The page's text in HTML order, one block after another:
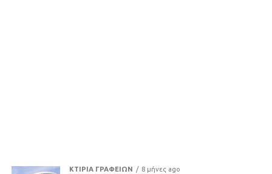
ΚΤΙΡΙΑ ΓΡΑΦΕΙΩΝ 8 μήνες ago